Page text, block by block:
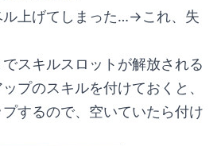
ル上げてしまった…→これ、失
スキルスロットが解放される
プのスキルを付けておくと、
するので、空いていたら付け